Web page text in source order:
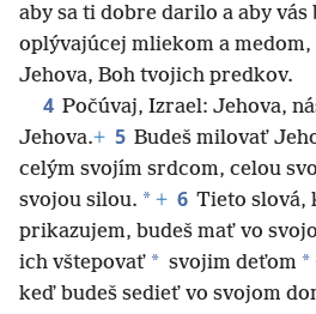
aby sa ti dobre darilo a aby
oplývajúcej mliekom a
Jehova, Boh tvojich predkov.
4 Počúvaj, Izrael: Jehova,
Jehova.+ 5 Budeš milovať
celým svojím srdcom, celou
svojou silou. * + 6 Tieto slová,
prikazujem, budeš mať vo
ich vštepovať * svojim deťom *
keď budeš sedieť vo svojom